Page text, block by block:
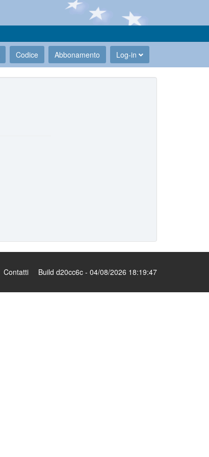
Codice Abbonamento Log-in
Contatti Build d20cc6c - 04/08/2026 18:19:47